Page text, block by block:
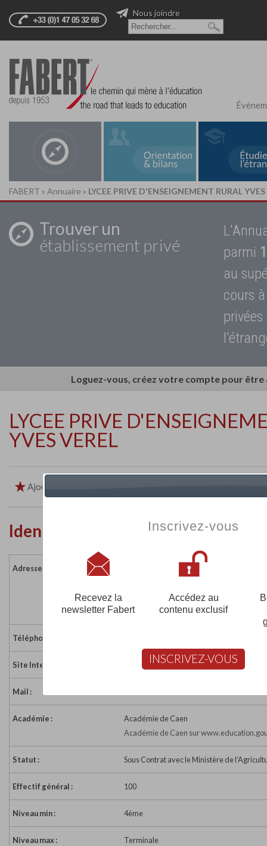
Nous joindre
FABERT » Annuaire » LYCEE PRIVE D'ENSEIGNEMENT RURAL YVES
Trouver un
établissement privé
parmi
au
cours
Loguez-vous, créez votre compte pour
LYCEE PRIVE
YVES VEREL
Ajouter aux favoris
Identité de l'établissement
Adresse :
61240 NONANT LE PIN
France
Téléphone :
Site Internet : https://lycee-verel.fr/
Mail :
Académie :
Académie de Caen
Académie de Caen sur
Statut : Sous Contrat avec le Ministère de
Effectif général : 100
Niveau min : 4ème
Niveau max : Terminale
Inscrivez-vous
Recevez la
newsletter Fabert
Accédez au
contenu exclusif
INSCRIVEZ-VOUS